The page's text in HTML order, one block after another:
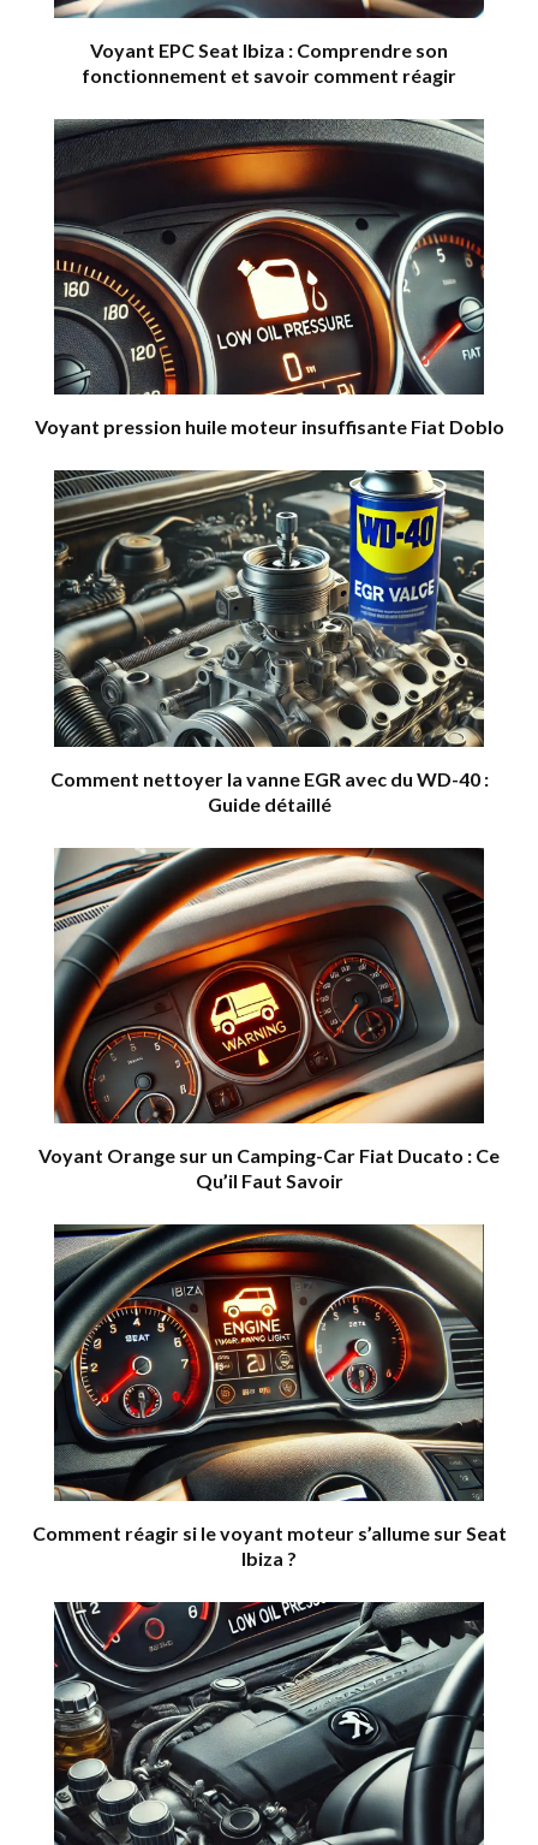
Voyant EPC Seat Ibiza : Comprendre son
fonctionnement et savoir comment réagir
Voyant pression huile moteur insuffisante Fiat Doblo
Comment nettoyer la vanne EGR avec du WD-40 :
Guide détaillé
Voyant Orange sur un Camping-Car Fiat Ducato : Ce
Qu’il Faut Savoir
Comment réagir si le voyant moteur s’allume sur Seat
Ibiza ?